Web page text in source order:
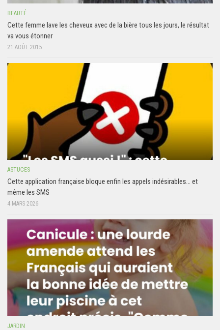
BEAUTÉ
Cette femme lave les cheveux avec de la bière tous les jours, le résultat
va vous étonner
21 AOÛT 2015
ASTUCES
Cette application française bloque enfin les appels indésirables… et
même les SMS
4 MARS 2026
JARDIN